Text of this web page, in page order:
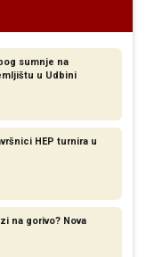
sumnje na
u Udbini
HEP turnira u
na gorivo? Nova